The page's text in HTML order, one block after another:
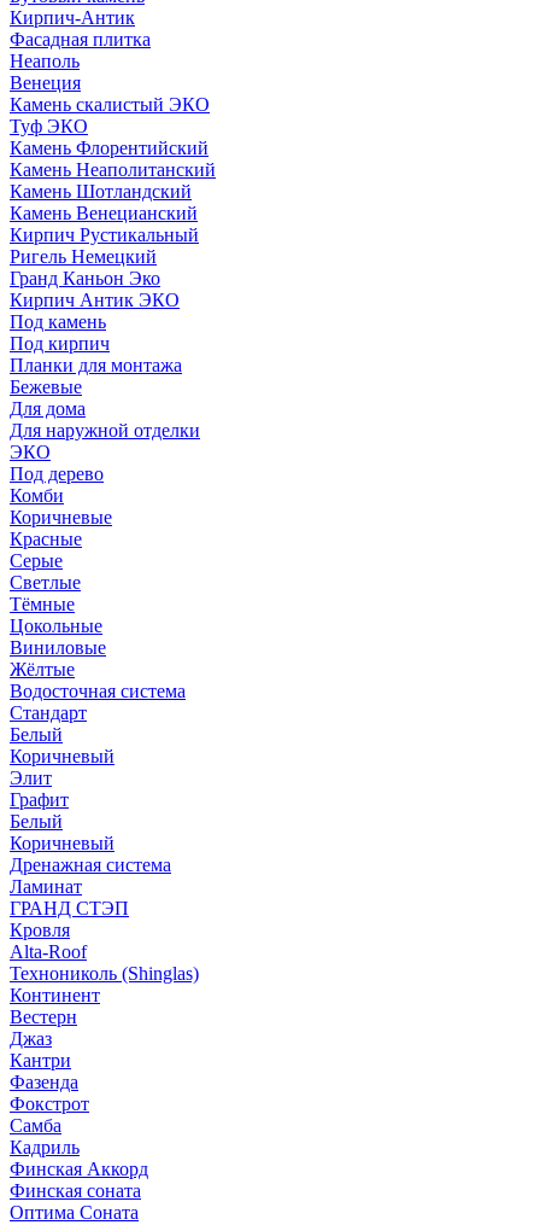
Кирпич-Антик
Фасадная плитка
Неаполь
Венеция
Камень скалистый ЭКО
Туф ЭКО
Камень Флорентийский
Камень Неаполитанский
Камень Шотландский
Камень Венецианский
Кирпич Рустикальный
Ригель Немецкий
Гранд Каньон Эко
Кирпич Антик ЭКО
Под камень
Под кирпич
Планки для монтажа
Бежевые
Для дома
Для наружной отделки
ЭКO
Под дерево
Комби
Коричневые
Красные
Серые
Светлые
Тёмные
Цокольные
Виниловые
Жёлтые
Водосточная система
Стандарт
Белый
Коричневый
Элит
Графит
Белый
Коричневый
Дренажная система
Ламинат
ГРАНД СТЭП
Кровля
Alta-Roof
Технониколь (Shinglas)
Континент
Вестерн
Джаз
Кантри
Фазенда
Фокстрот
Самба
Кадриль
Финская Аккорд
Финская соната
Оптима Соната